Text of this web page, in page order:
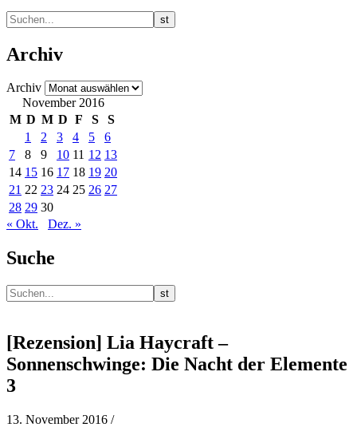
Archiv
Archiv
November 2016
M D M D F S
S
1
2 3 4 5
6
7
8 9 10 11 12 13
14 15 16 17 18 19 20
21 22 23 24 25 26 27
28 29 30
« Okt.
Dez. »
Suche
[Rezension] Lia Haycraft –
Sonnenschwinge: Die Nacht der Elemente
3
13. November 2016 /